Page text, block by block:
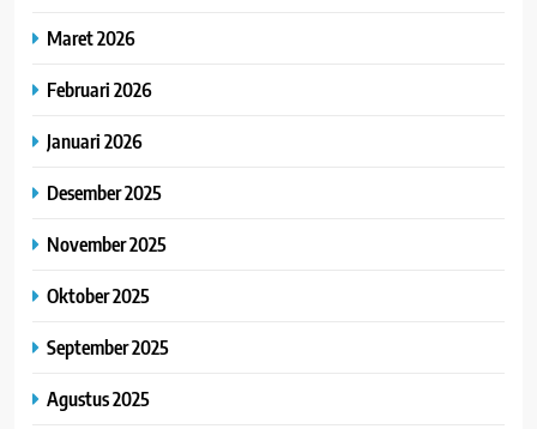
Maret 2026
Februari 2026
Januari 2026
Desember 2025
November 2025
Oktober 2025
September 2025
Agustus 2025